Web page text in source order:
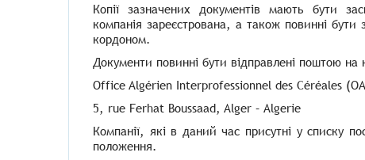
Копії зазначених документів мають бути
компанія зареєстрована, а також повинні
кордоном.
Документи повинні бути відправлені поштою на
Office Algérien Interprofessionnel des Céréales
5, rue Ferhat Boussaad, Alger – Algerie
Компанії, які в даний час присутні у списку
положення.